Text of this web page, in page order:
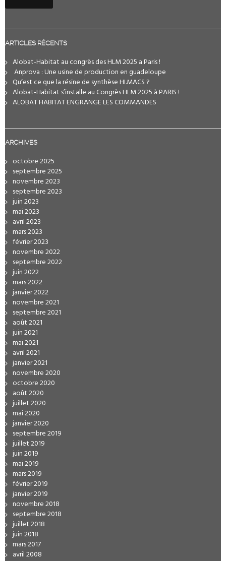
ARTICLES RÉCENTS
Alobat-Habitat au congrès des HLM 2025 a Paris !
️ Anprova : Une usine de production en guadeloupe
Qu’est ce que la résine de synthèse HI.MACS ?
Alobat-Habitat s’installe au Congrès HLM 2025 à PARIS !
ALOBAT HABITAT ENGRANGE LES COMMANDES
ARCHIVES
octobre 2025
septembre 2025
novembre 2023
septembre 2023
juin 2023
mai 2023
avril 2023
mars 2023
février 2023
novembre 2022
septembre 2022
juin 2022
mars 2022
janvier 2022
novembre 2021
septembre 2021
août 2021
juin 2021
mai 2021
avril 2021
janvier 2021
novembre 2020
octobre 2020
août 2020
juillet 2020
mai 2020
janvier 2020
septembre 2019
juillet 2019
juin 2019
mai 2019
mars 2019
février 2019
janvier 2019
novembre 2018
septembre 2018
juillet 2018
juin 2018
mars 2017
avril 2008